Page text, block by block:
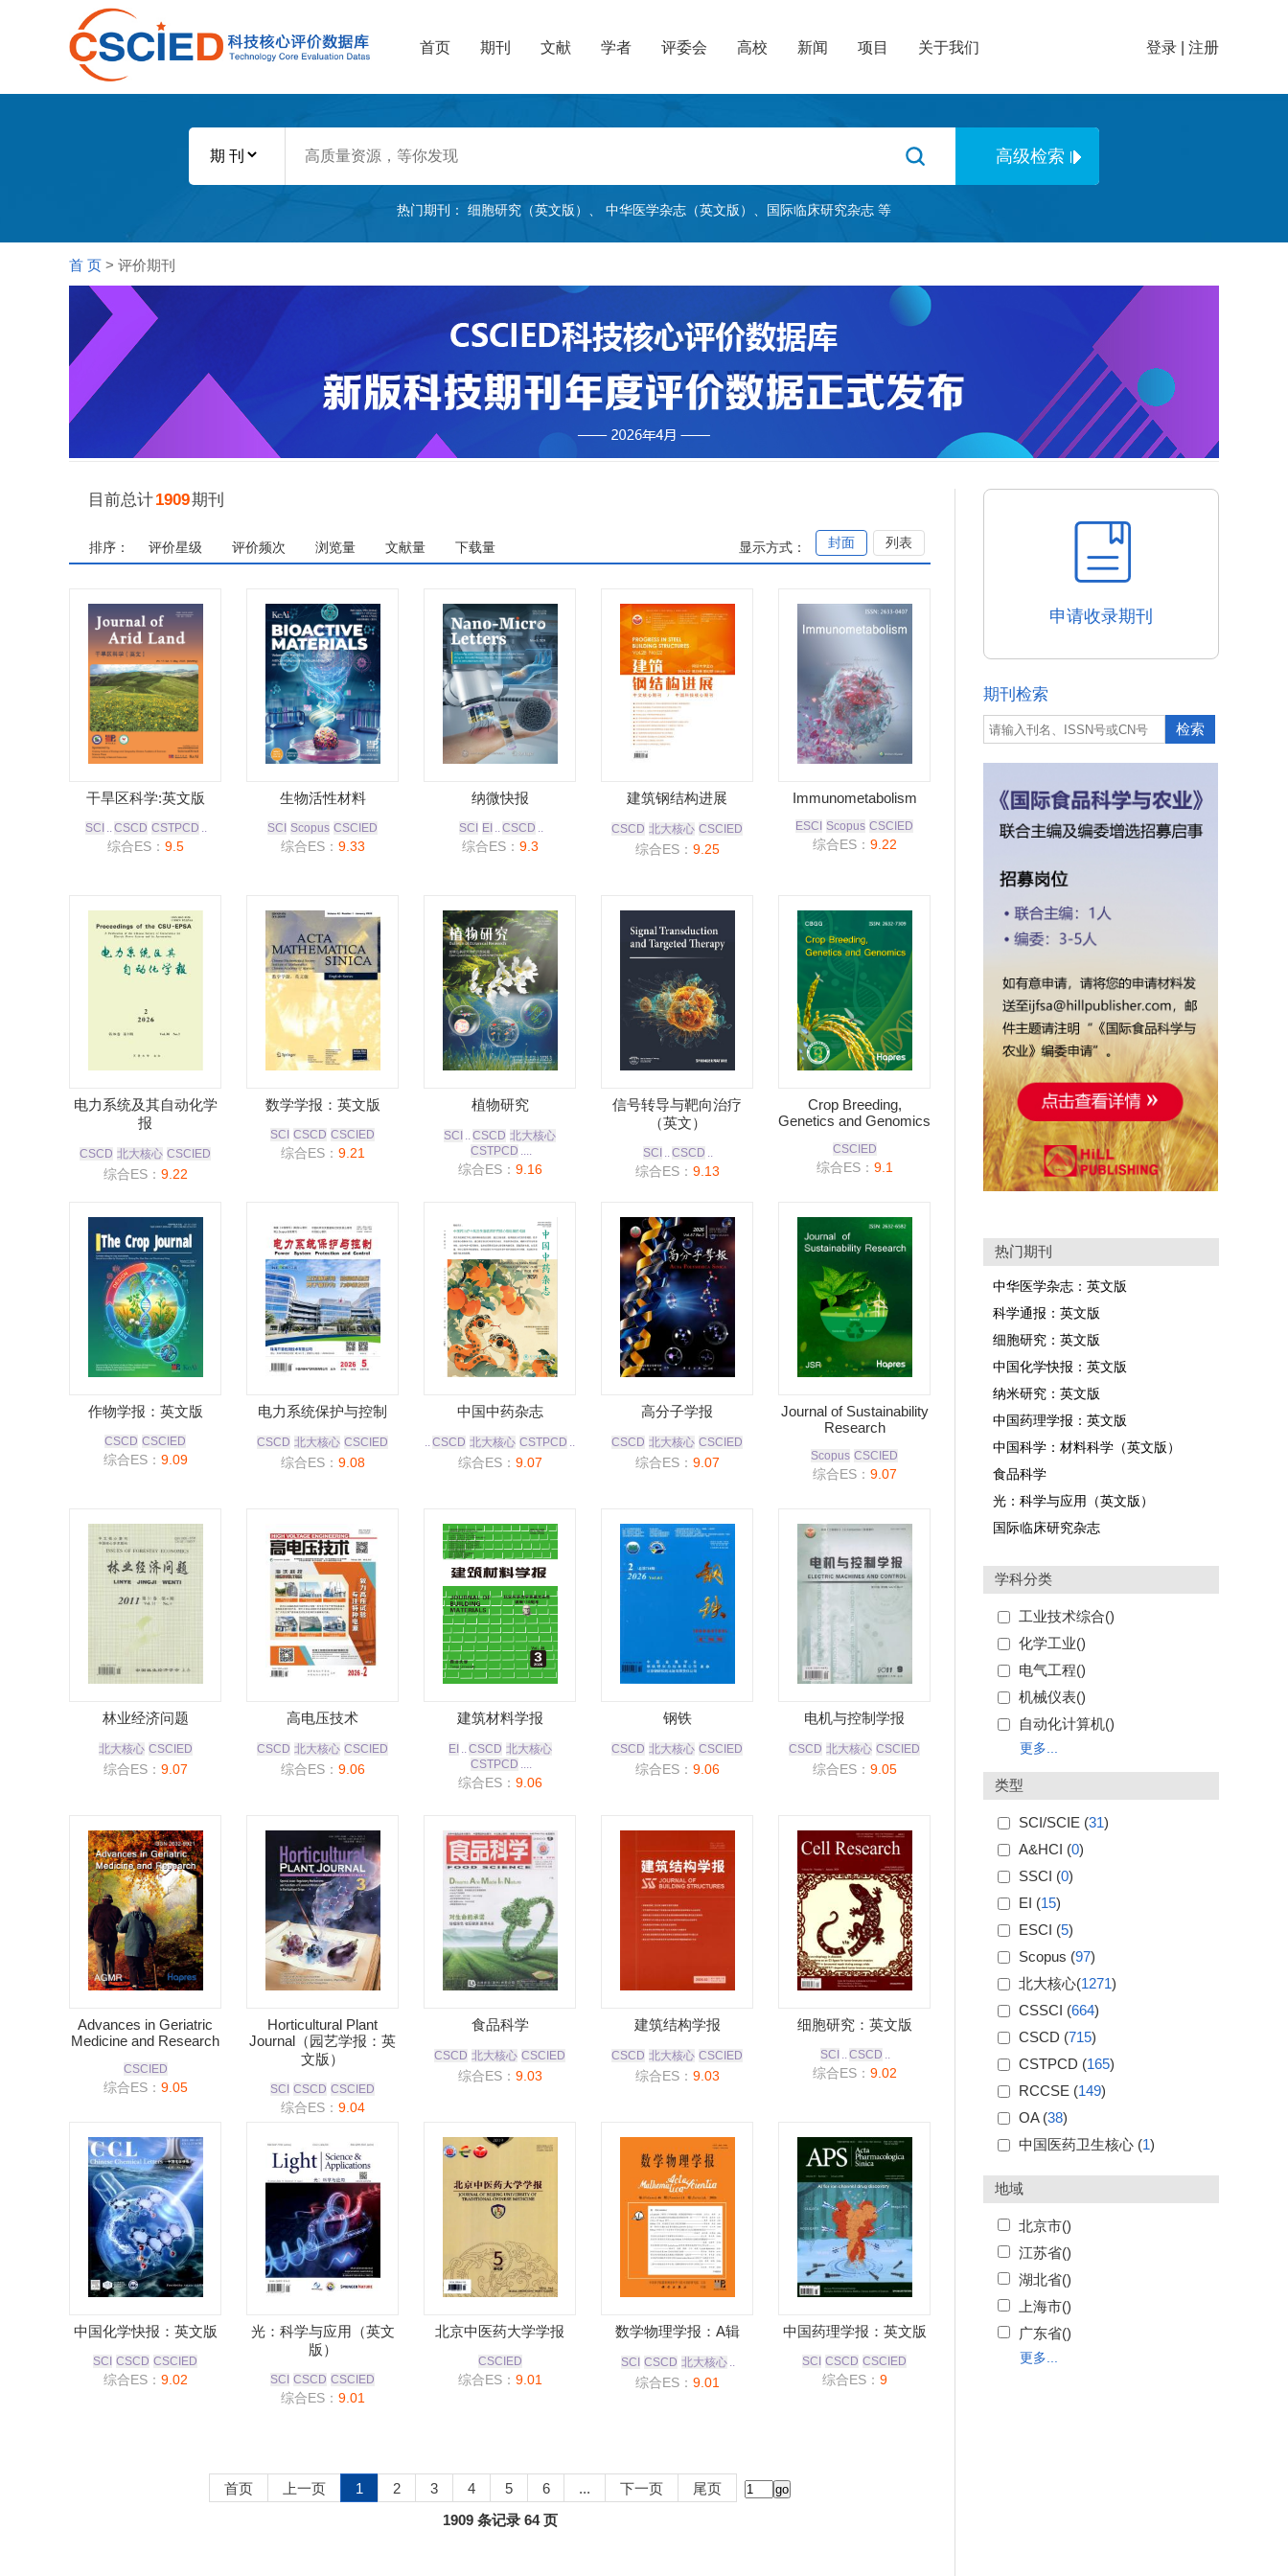
首页 期刊 文献 学者 评委会 高校 新闻 项目 关于我们 登录 注册
热门期刊： 细胞研究（英文版） 中华医学杂志（英文版） 国际临床研究杂志 等
首 页 > 评价期刊
申请收录期刊
期刊检索
热门期刊
中华医学杂志：英文版
科学通报：英文版
细胞研究：英文版
中国化学快报：英文版
纳米研究：英文版
中国药理学报：英文版
中国科学：材料科学（英文版）
食品科学
光：科学与应用（英文版）
国际临床研究杂志
学科分类
工业技术综合()
化学工业()
电气工程()
机械仪表()
自动化计算机()
更多...
类型
SCI/SCIE (31)
A&HCI (0)
SSCI (0)
EI (15)
ESCI (5)
Scopus (97)
北大核心(1271)
CSSCI (664)
CSCD (715)
CSTPCD (165)
RCCSE (149)
OA (38)
中国医药卫生核心 (1)
地域
北京市()
江苏省()
湖北省()
上海市()
广东省()
更多...
目前总计1909期刊
排序： 评价星级 评价频次 浏览量 文献量 下载量 显示方式： 封面 列表
干旱区科学:英文版
SCI ..CSCD CSTPCD ..
综合ES： 9.5
生物活性材料
SCI Scopus CSCIED
综合ES： 9.33
纳微快报
SCI EI ..CSCD ..
综合ES： 9.3
建筑钢结构进展
CSCD 北大核心 CSCIED
综合ES： 9.25
Immunometabolism
ESCI Scopus CSCIED
综合ES： 9.22
电力系统及其自动化学
报
CSCD 北大核心 CSCIED
综合ES： 9.22
数学学报：英文版
SCI CSCD CSCIED
综合ES： 9.21
植物研究
SCI ..CSCD 北大核心
CSTPCD ....
综合ES： 9.16
信号转导与靶向治疗
（英文）
SCI ..CSCD ..
综合ES： 9.13
Crop Breeding,
Genetics and Genomics
CSCIED
综合ES： 9.1
作物学报：英文版
CSCD CSCIED
综合ES： 9.09
电力系统保护与控制
CSCD 北大核心 CSCIED
综合ES： 9.08
中国中药杂志
..CSCD 北大核心 CSTPCD ..
综合ES： 9.07
高分子学报
CSCD 北大核心 CSCIED
综合ES： 9.07
Journal of Sustainability
Research
Scopus CSCIED
综合ES： 9.07
林业经济问题
北大核心 CSCIED
综合ES： 9.07
高电压技术
CSCD 北大核心 CSCIED
综合ES： 9.06
建筑材料学报
EI ..CSCD 北大核心
CSTPCD ....
综合ES： 9.06
钢铁
CSCD 北大核心 CSCIED
综合ES： 9.06
电机与控制学报
CSCD 北大核心 CSCIED
综合ES： 9.05
Advances in Geriatric
Medicine and Research
CSCIED
综合ES： 9.05
Horticultural Plant
Journal（园艺学报：英
文版）
SCI CSCD CSCIED
综合ES： 9.04
食品科学
CSCD 北大核心 CSCIED
综合ES： 9.03
建筑结构学报
CSCD 北大核心 CSCIED
综合ES： 9.03
细胞研究：英文版
SCI ..CSCD ..
综合ES： 9.02
中国化学快报：英文版
SCI CSCD CSCIED
综合ES： 9.02
光：科学与应用（英文
版）
SCI CSCD CSCIED
综合ES： 9.01
北京中医药大学学报
CSCIED
综合ES： 9.01
数学物理学报：A辑
SCI CSCD 北大核心 ..
综合ES： 9.01
中国药理学报：英文版
SCI CSCD CSCIED
综合ES： 9
首页 上一页 1 2 3 4 5 6 ... 下一页
尾页
1909 条记录 64 页